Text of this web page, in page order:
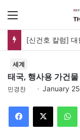
[신건호 칼럼]
세계
태국, 행사용 가건물
민경찬 January